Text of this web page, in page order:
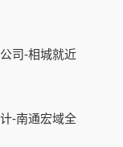
司-相城就近
-南通宏域全